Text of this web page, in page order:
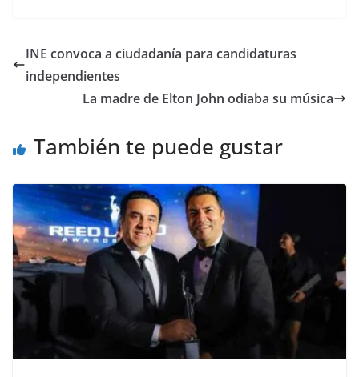
e
b
k
er l s
p
y
n
gr
m
e
INE convoca a ciudadanía para candidaturas
independientes
La madre de Elton John odiaba su música
También te puede gustar